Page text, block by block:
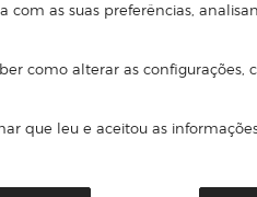
as suas preferências,
como alterar as configurações,
que leu e aceitou as